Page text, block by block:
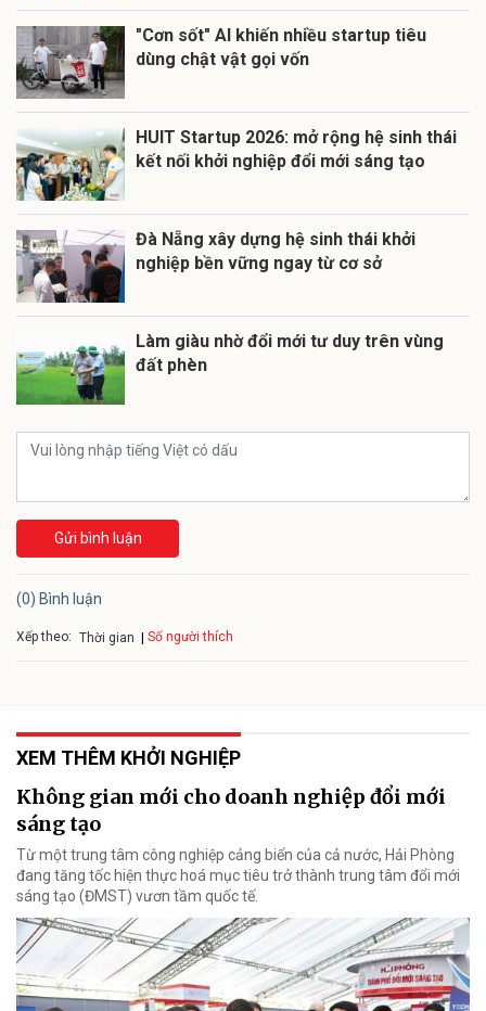
"Cơn sốt" AI khiến nhiều startup tiêu
dùng chật vật gọi vốn
HUIT Startup 2026: mở rộng hệ sinh thái
kết nối khởi nghiệp đổi mới sáng tạo
Đà Nẵng xây dựng hệ sinh thái khởi
nghiệp bền vững ngay từ cơ sở
Làm giàu nhờ đổi mới tư duy trên vùng
đất phèn
Gửi bình luận
(0) Bình luận
Xếp theo: Thời gian Số người thích
XEM THÊM KHỞI NGHIỆP
Không gian mới cho doanh nghiệp đổi mới
sáng tạo
Từ một trung tâm công nghiệp cảng biển của cả nước, Hải Phòng
đang tăng tốc hiện thực hoá mục tiêu trở thành trung tâm đổi mới
sáng tạo (ĐMST) vươn tầm quốc tế.